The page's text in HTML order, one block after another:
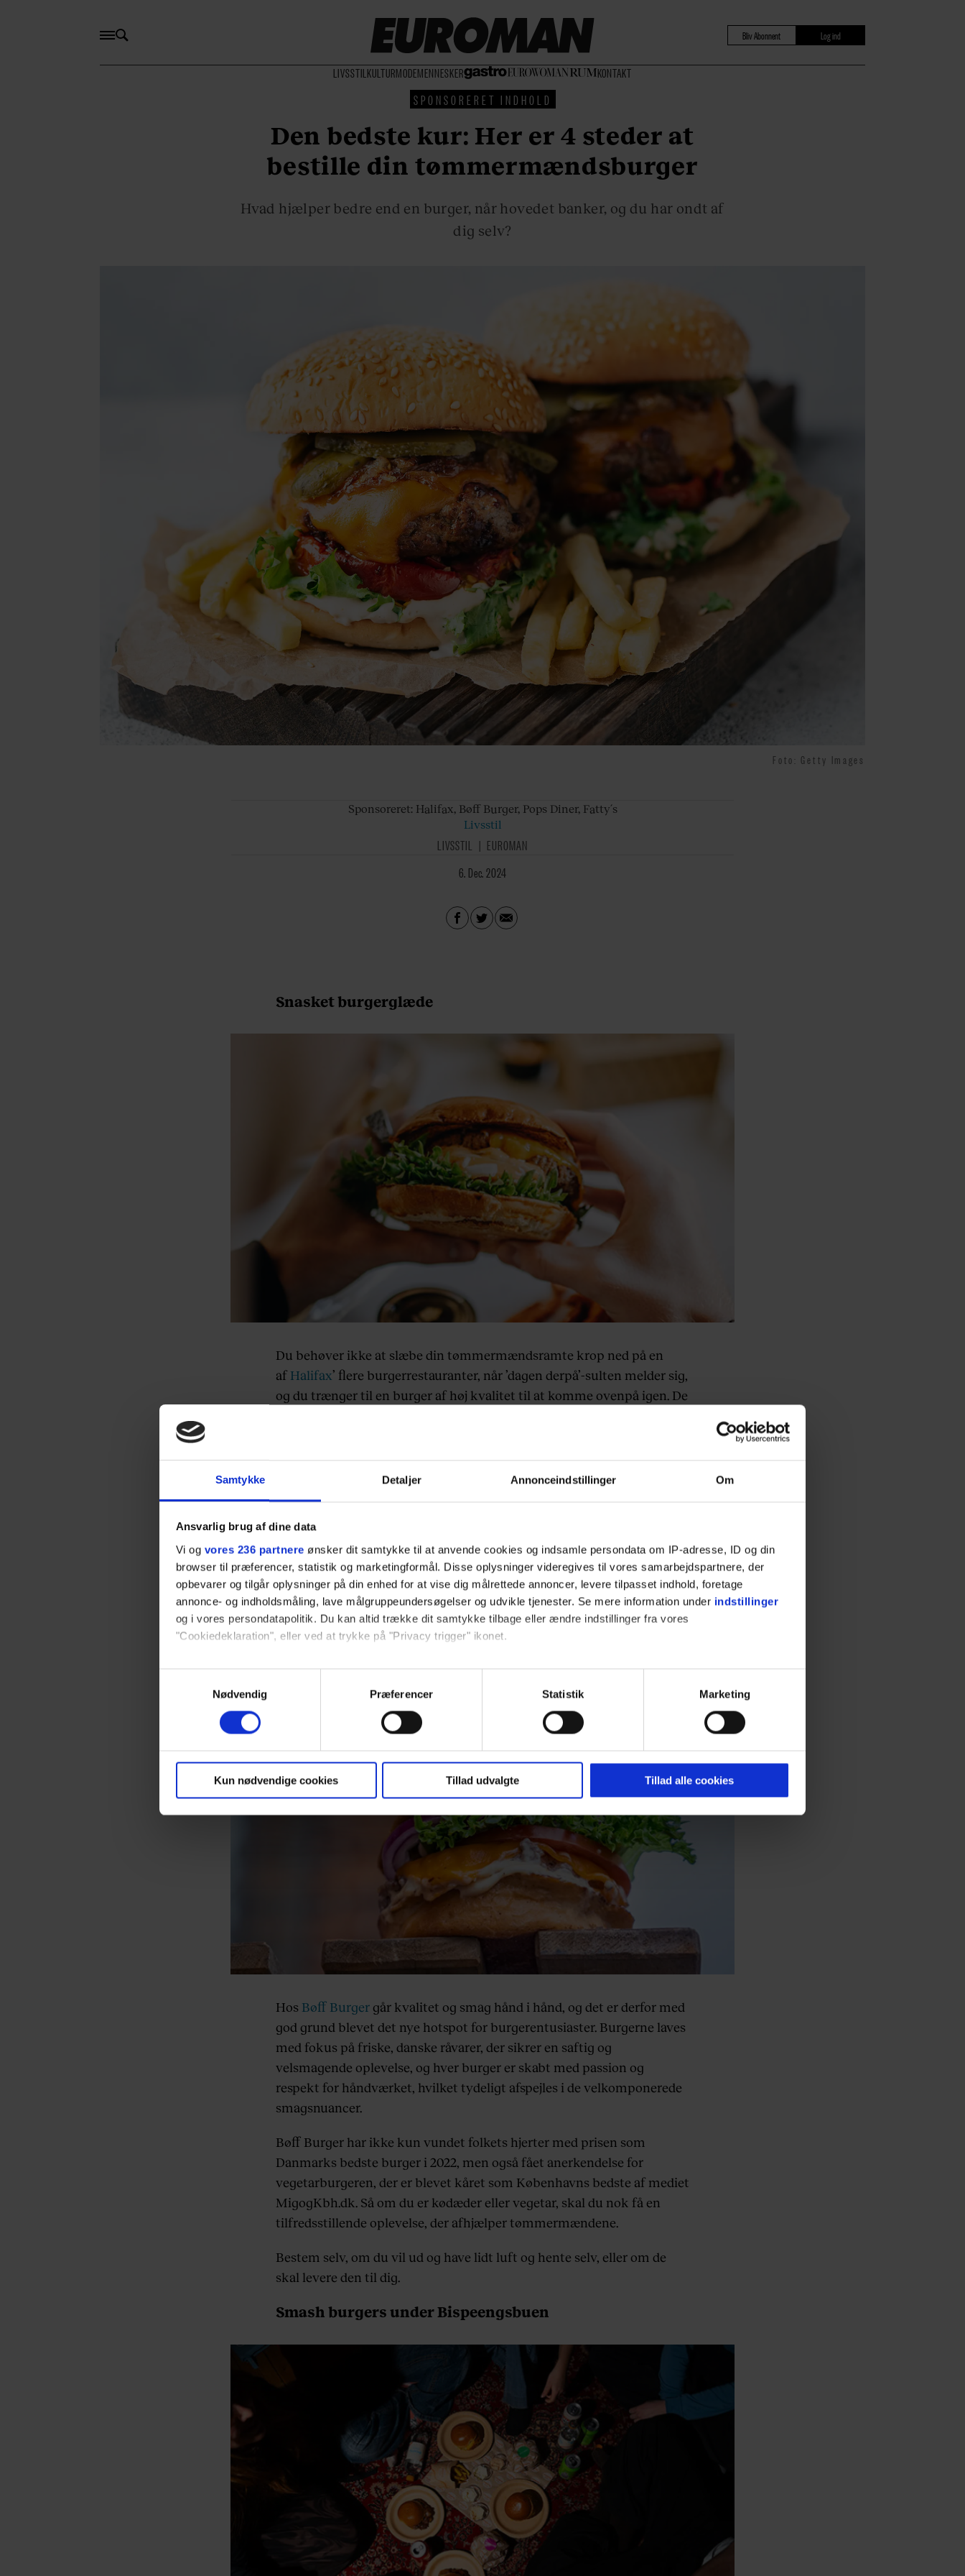
Samtykke Detaljer Annonceindstillinger Om
Ansvarlig brug af dine data
Vi og vores 236 partnere ønsker dit samtykke til at anvende cookies og indsamle persondata om IP-adresse, ID og din
browser til præferencer, statistik og marketingformål. Disse oplysninger videregives til vores samarbejdspartnere, der
opbevarer og tilgår oplysninger på din enhed for at vise dig målrettede annoncer, levere tilpasset indhold, foretage
annonce- og indholdsmåling, lave målgruppeundersøgelser og udvikle tjenester. Se mere information under indstillinger
og i vores persondatapolitik. Du kan altid trække dit samtykke tilbage eller ændre indstillinger fra vores
"Cookiedeklaration", eller ved at trykke på "Privacy trigger" ikonet.
Dine valg anvendes på hele websitet.
Vi ønsker dit samtykke til at indsamle og bruge data for at kunne levere og finansiere relevant journalistisk indhold til dig.
markedsføring, så vi kan optimere vores reklametiltag på sociale medier og til at vise dig funktioner i forbindelse med
Du kan til enhver tid trække dit samtykke tilbage via linket, du finder i vores cookiepolitik. Du kan læse mere om vores
brug af cookies, samarbejdspartnere og behandling af dine personoplysninger i forbindelse hermed i både
.
Nødvendig
Præferencer Statistik Marketing
Kun nødvendige cookies Tillad udvalgte Tillad alle cookies
LIVSSTIL KULTURMODEMENNESKER KONTAKT
Bliv Abonnent Log ind
SPONSORERET INDHOLD
Den bedste kur: Her er 4 steder at
bestille din tømmermændsburger
Hvad hjælper bedre end en burger, når hovedet banker, og du har ondt af
dig selv?
Foto: Getty Images
Sponsoreret: Halifax, Bøff Burger, Pops Diner, Fatty´s
Livsstil
LIVSSTIL
EUROMAN
6. Dec. 2024
Snasket burgerglæde
Du behøver ikke at slæbe din tømmermændsramte krop ned på en
af Halifax’ flere burgerrestauranter, når ’dagen derpå’-sulten melder sig,
og du trænger til en burger af høj kvalitet til at komme ovenpå igen. De
deres menukort med spændende nyheder og et comeback til nogle af
Så bestil din favoritburger påHalifax.dk, hvis du er på jagt efter god
comfort food og nyd en burger af høj kvalitet hjemme i din egen stue.
Funfact: Vennerne Peter og Ulrich, der står bag Halifax, mødtes under
et studieophold i byen Halifax i Canada.
Hos Bøff Burger går kvalitet og smag hånd i hånd, og det er derfor med
god grund blevet det nye hotspot for burgerentusiaster. Burgerne laves
med fokus på friske, danske råvarer, der sikrer en saftig og
velsmagende oplevelse, og hver burger er skabt med passion og
respekt for håndværket, hvilket tydeligt afspejles i de velkomponerede
smagsnuancer.
Bøff Burger har ikke kun vundet folkets hjerter med prisen som
Danmarks bedste burger i 2022, men også fået anerkendelse for
vegetarburgeren, der er blevet kåret som Københavns bedste af mediet
MigogKbh.dk. Så om du er kødæder eller vegetar, skal du nok få en
tilfredsstillende oplevelse, der afhjælper tømmermændene.
Bestem selv, om du vil ud og have lidt luft og hente selv, eller om de
skal levere den til dig.
Smash burgers under Bispeengsbuen